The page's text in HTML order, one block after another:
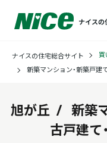
ナイスの
ナイスの住宅総合サイト 買
新築マンション・新築戸建
旭が丘
新築
古戸建て